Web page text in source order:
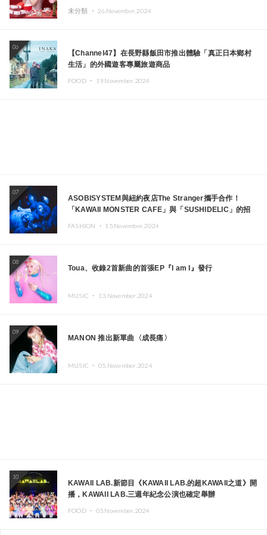
未分類 ・ 26.November.2024
06
【Channel47】在長野縣飯田市推出體驗「真正日本鄉村
生活」的外國遊客專屬旅遊商品
FOOD ・ 19.November.2024
07
ASOBISYSTEM與紐約夜店The Stranger攜手合作！
「KAWAII MONSTER CAFE」與「SUSHIDELIC」的招
FASHION ・ 15.November.2024
08
Toua、收錄2首新曲的首張EP『I am I』發行
MUSIC ・ 13.November.2024
09
MANON 推出新單曲〈成長痛〉
MUSIC ・ 05.November.2024
10
KAWAII LAB.新節目《KAWAII LAB.的超KAWAII之道》開
播，KAWAII LAB.三週年紀念公演也確定舉辦
FOOD ・ 05.November.2024